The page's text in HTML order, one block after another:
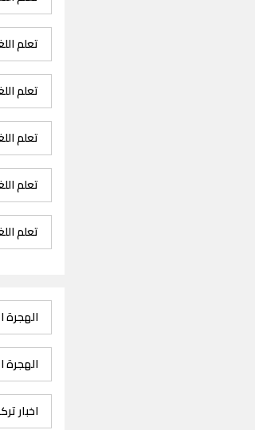
تعلم
تعلم
تعلم
تعلم
تعلم
الهجرة
الهجرة
اخبار